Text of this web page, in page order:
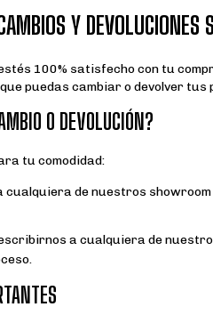
Y DEVOLUCIONES
100% satisfecho con tu
puedas cambiar o devolver
O DEVOLUCIÓN?
tu comodidad:
de nuestros showroom
a cualquiera de